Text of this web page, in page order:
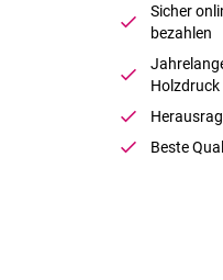
Sicher
bezahlen
Holzdruck
Beste